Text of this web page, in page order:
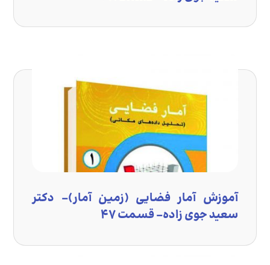
آموزش آمار فضایی (زمین آمار)- دکتر
سعید جوی زاده- قسمت ۴۷